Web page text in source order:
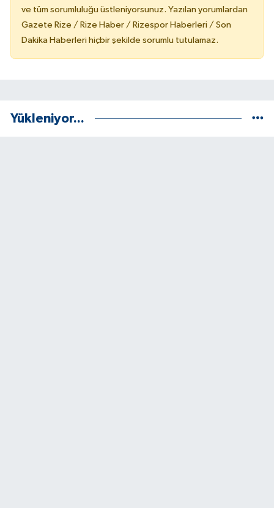
ve tüm sorumluluğu üstleniyorsunuz. Yazılan yorumlardan
Gazete Rize / Rize Haber / Rizespor Haberleri / Son
Dakika Haberleri hiçbir şekilde sorumlu tutulamaz.
Yükleniyor...